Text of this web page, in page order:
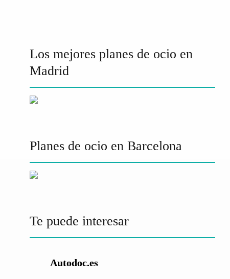
Los mejores planes de ocio en
Madrid
Planes de ocio en Barcelona
Te puede interesar
Autodoc.es